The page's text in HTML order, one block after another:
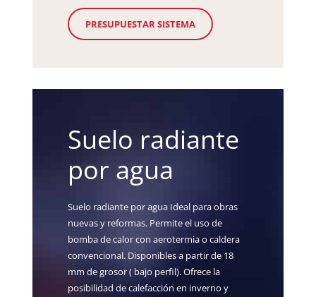
PRESUPUESTAR SISTEMA
Suelo radiante
por agua
Suelo radiante por agua Ideal para obras
nuevas y reformas. Permite el uso de
bomba de calor con aerotermia o caldera
convencional. Disponibles a partir de 18
mm de grosor ( bajo perfil). Ofrece la
posibilidad de calefacción en inverno y